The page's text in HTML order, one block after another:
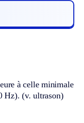
à celle minimale
Hz).(v. ultrason)